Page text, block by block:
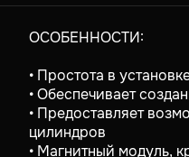
ОСОБЕННОСТИ:
• Простота в
• Обеспечивает
• Предоставляет
цилиндров
• Магнитный модуль,